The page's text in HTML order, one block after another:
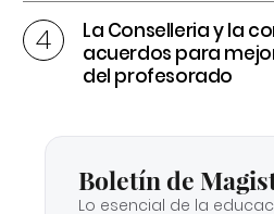
La Conselleria y la
acuerdos para
del profesorado
Boletín de
Lo esencial de la